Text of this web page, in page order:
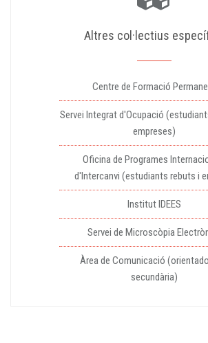
Altres col·lectius
Centre de Formació
Servei Integrat d'Ocupació
empreses)
Oficina de Programes
d'Intercanvi (estudiants rebuts i
Institut IDEES
Servei de Microscòpia
Àrea de Comunicació
secundària)